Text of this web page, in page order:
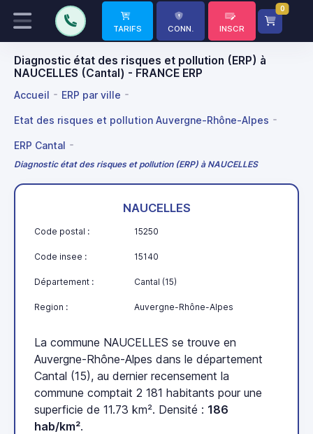
TARIFS CONN. INSCR
0
Diagnostic état des risques et pollution (ERP) à
NAUCELLES (Cantal) - FRANCE ERP
Accueil ERP par ville
Etat des risques et pollution Auvergne-Rhône-Alpes
ERP Cantal
Diagnostic état des risques et pollution (ERP) à NAUCELLES
NAUCELLES
Code postal : 15250
Code insee : 15140
Département : Cantal (15)
Region : Auvergne-Rhône-Alpes
La commune NAUCELLES se trouve en
Auvergne-Rhône-Alpes dans le département
Cantal (15), au dernier recensement la
commune comptait 2 181 habitants pour une
superficie de 11.73 km². Densité : 186
hab/km².